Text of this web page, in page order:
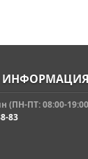
ИНФОРМАЦИЯ
(ПН-ПТ: 08:00-
83